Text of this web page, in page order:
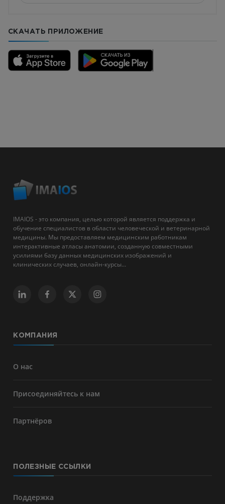
СКАЧАТЬ ПРИЛОЖЕНИЕ
IMAIOS - это компания, целью которой является поддержка и
обучение специалистов в области человеческой и ветеринарной
медицины. Мы предоставляем медицинским работникам
интерактивные атласы анатомии, созданную совместными
усилиями базу данных медицинских изображений и
клинических случаев, онлайн-курсы...
КОМПАНИЯ
О нас
Присоединяйтесь к нам
Партнёров
ПОЛЕЗНЫЕ ССЫЛКИ
Поддержка